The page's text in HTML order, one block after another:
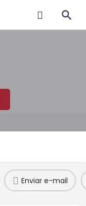
Enviar e-mail